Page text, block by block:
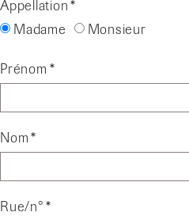
Appellation
Madame
Monsieur
Prénom
Nom
Rue/n°